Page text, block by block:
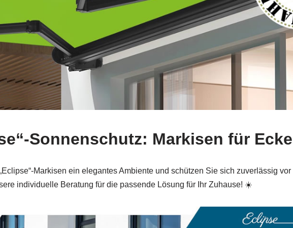
Sonnenschutz: Markisen für
Markisen ein elegantes Ambiente und schützen Sie sich zuverlässig
individuelle Beratung für die passende Lösung für Ihr Zuhause! ☀️